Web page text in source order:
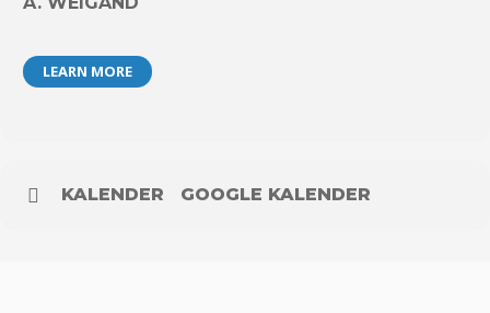
LEARN MORE
KALENDER GOOGLE KALENDER